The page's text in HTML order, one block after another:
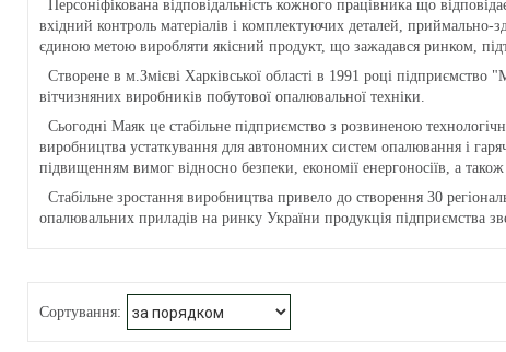
Персоніфікована відповідальність кожного працівника що
вхідний контроль матеріалів і комплектуючих деталей,
єдиною метою виробляти якісний продукт, що зажадався ринком,
Створене в м.Змієві Харківської області в 1991 році
вітчизняних виробників побутової опалювальної техніки.
Сьогодні Маяк це стабільне підприємство з розвиненою
виробництва устаткування для автономних систем опалювання і
підвищенням вимог відносно безпеки, економії енергоносіїв, а також
Стабільне зростання виробництва привело до створення 30
опалювальних приладів на ринку України продукція підприємства